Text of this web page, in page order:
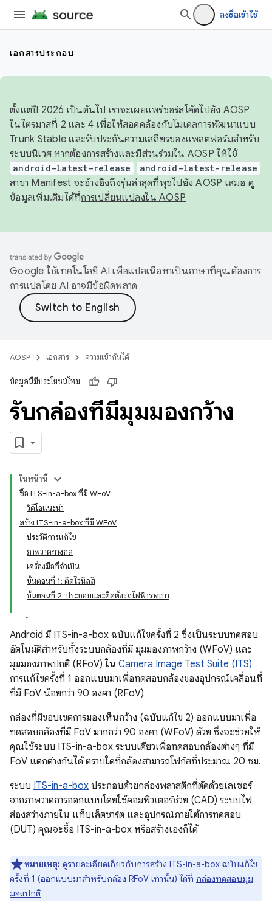
ลงชื่อเข้าใช้
เอกสารประกอบ
ตั้งแต่ปี 2026 เป็นต้นไป เราจะเผยแพร่ซอร์สโค้ดไปยัง AOSP
ในไตรมาสที่ 2 และ 4 เพื่อให้สอดคล้องกับโมเดลการพัฒนาแบบ
Trunk Stable และรับประกันความเสถียรของแพลตฟอร์มสำหรับ
ระบบนิเวศ หากต้องการสร้างและมีส่วนร่วมใน AOSP ให้ใช้
android-latest-release android-latest-release
สาขา Manifest จะอ้างอิงถึงรุ่นล่าสุดที่พุชไปยัง AOSP เสมอ ดู
ข้อมูลเพิ่มเติมได้ที่การเปลี่ยนแปลงใน AOSP
Google ใช้เทคโนโลยี AI เพื่อแปลเนื้อหาเป็นภาษาที่คุณต้องการ
การแปลโดย AI อาจมีข้อผิดพลาด
AOSP เอกสาร ความเข้ากันได้
ข้อมูลนี้มีประโยชน์ไหม
รับกล่องที่มีมุมมองกว้าง
ในหน้านี้
ซื้อ ITS-in-a-box ที่มี WFoV
วิดีโอแนะนำ
สร้าง ITS-in-a-box ที่มี WFoV
ประวัติการแก้ไข
ภาพวาดทางกล
เครื่องมือที่จําเป็น
ขั้นตอนที่ 1: ติดไวนิลสี
ขั้นตอนที่ 2: ประกอบและติดตั้งรถไฟฟ้ารางเบา
Android มี ITS-in-a-box ฉบับแก้ไขครั้งที่ 2 ซึ่งเป็นระบบทดสอบ
อัตโนมัติสำหรับทั้งระบบกล้องที่มี มุมมองภาพกว้าง (WFoV) และ
มุมมองภาพปกติ (RFoV) ใน Camera Image Test Suite (ITS)
การแก้ไขครั้งที่ 1 ออกแบบมาเพื่อทดสอบกล้องของอุปกรณ์เคลื่อนที่
ที่มี FoV น้อยกว่า 90 องศา (RFoV)
กล่องที่มีขอบเขตการมองเห็นกว้าง (ฉบับแก้ไข 2) ออกแบบมาเพื่อ
ทดสอบกล้องที่มี FoV มากกว่า 90 องศา (WFoV) ด้วย ซึ่งจะช่วยให้
คุณใช้ระบบ ITS-in-a-box ระบบเดียวเพื่อทดสอบกล้องต่างๆ ที่มี
FoV แตกต่างกันได้ ตราบใดที่กล้องสามารถโฟกัสที่ประมาณ 20 ซม.
ระบบ ITS-in-a-box ประกอบด้วยกล่องพลาสติกที่ตัดด้วยเลเซอร์
จากภาพวาดการออกแบบโดยใช้คอมพิวเตอร์ช่วย (CAD) ระบบไฟ
ส่องสว่างภายใน แท็บเล็ตชาร์ต และอุปกรณ์ภายใต้การทดสอบ
(DUT) คุณจะซื้อ ITS-in-a-box หรือสร้างเองก็ได้
หมายเหตุ: ดูรายละเอียดเกี่ยวกับการสร้าง ITS-in-a-box ฉบับแก้ไข
ครั้งที่ 1 (ออกแบบมาสำหรับกล้อง RFoV เท่านั้น) ได้ที่ กล่องทดสอบมุม
มองปกติ